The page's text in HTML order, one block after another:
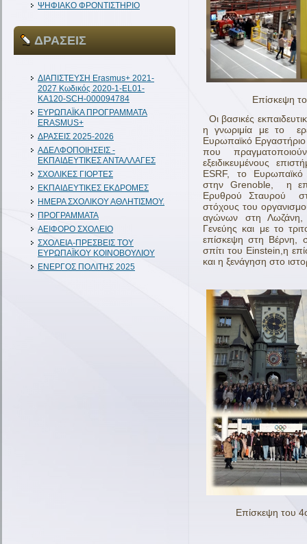
ΨΗΦΙΑΚΟ ΦΡΟΝΤΙΣΤΗΡΙΟ
ΔΡΑΣΕΙΣ
ΔIAΠΙΣΤΕΥΣΗ Erasmus+ 2021-
2027 Κωδικός 2020-1-EL01-
KA120-SCH-000094784
ΕΥΡΩΠΑΪΚΑ ΠΡΟΓΡΑΜΜΑΤΑ
ERASMUS+
ΔΡΑΣΕΙΣ 2025-2026
ΑΔΕΛΦΟΠΟΙΗΣΕΙΣ -
ΕΚΠΑΙΔΕΥΤΙΚΕΣ ΑΝΤΑΛΛΑΓΕΣ
ΣΧΟΛΙΚΕΣ ΓΙΟΡΤΕΣ
ΕΚΠΑΙΔΕΥΤΙΚΕΣ ΕΚΔΡΟΜΕΣ
ΗΜΕΡΑ ΣΧΟΛΙΚΟΥ ΑΘΛΗΤΙΣΜΟΥ.
ΠΡΟΓΡΑΜΜΑΤΑ
ΑΕΙΦΟΡΟ ΣΧΟΛΕΙΟ
ΣΧΟΛΕΙΑ-ΠΡΕΣΒΕΙΣ ΤΟΥ
ΕΥΡΩΠΑΪΚΟΥ ΚΟΙΝΟΒΟΥΛΙΟΥ
ΕΝΕΡΓΟΣ ΠΟΛΙΤΗΣ 2025
Επίσκεψη του
Οι βασικές
η γνωριμία με το
Ευρωπαϊκό
που
εξειδικευμένους
ESRF, το Ευρωπαϊκό
στην Grenoble, η
Ερυθρού Σταυρού
στόχους του
αγώνων στη Λωζάνη,
Γενεύης και με το
επίσκεψη στη Βέρνη,
σπίτι του Einstein,η
και η ξενάγηση στο
Επίσκεψη του 4ου